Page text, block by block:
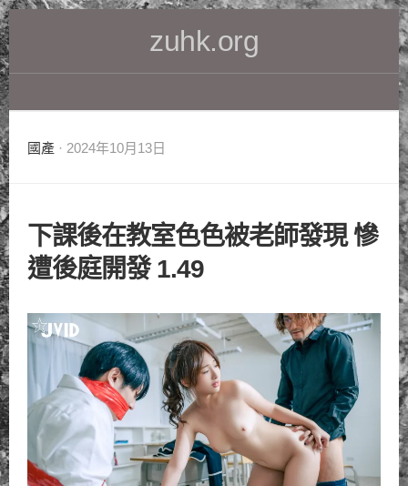
Skip
to
content
zuhk.org
國產 · 2024年10月13日
下課後在教室色色被老師發現 慘
遭後庭開發 1.49